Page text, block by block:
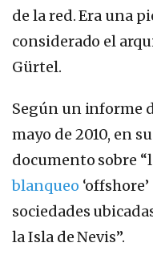
de la red. Era una
considerado el
Gürtel.
Según un informe
mayo de 2010, en
documento sobre
blanqueo
sociedades
la Isla de Nevis”.